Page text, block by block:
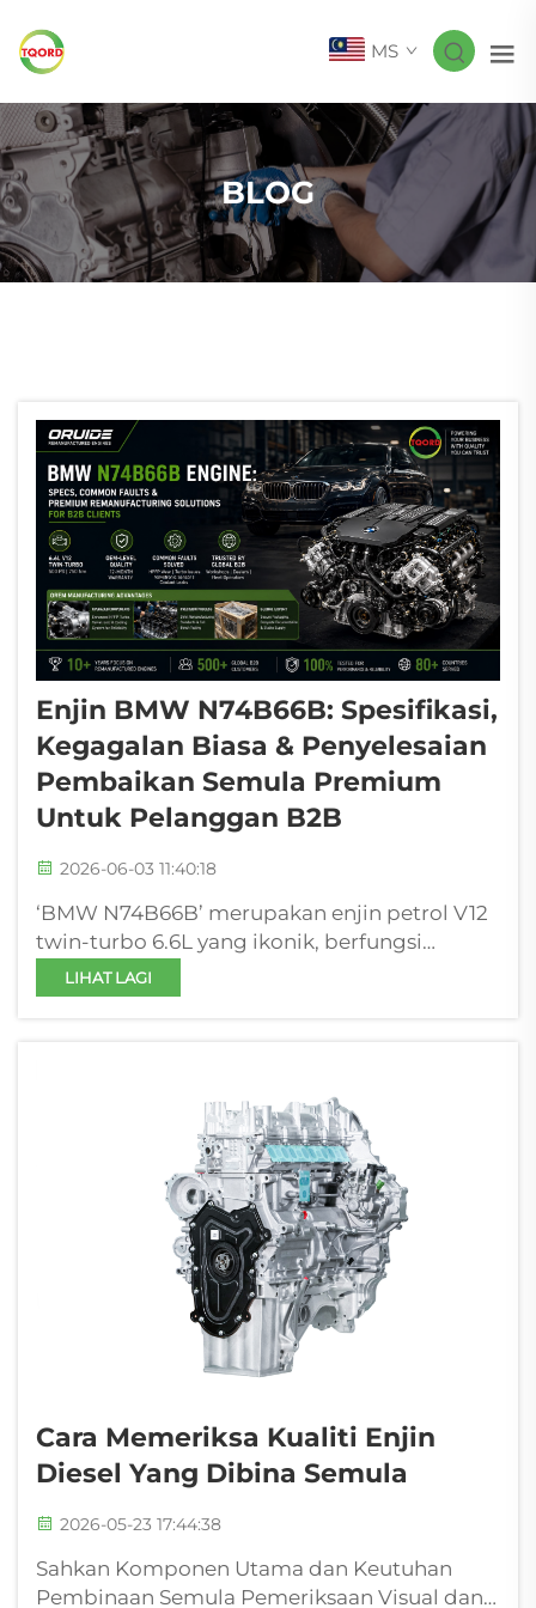
MS
BLOG
Enjin BMW N74B66B: Spesifikasi,
Kegagalan Biasa & Penyelesaian
Pembaikan Semula Premium
Untuk Pelanggan B2B
2026-06-03 11:40:18
‘BMW N74B66B’ merupakan enjin petrol V12
twin-turbo 6.6L yang ikonik, berfungsi
sebagai enjin utama bagi jajaran siri 7 mewah
BMW dari tahun 2010 hingga 2019. Terkenal
LIHAT LAGI
Cara Memeriksa Kualiti Enjin
Diesel Yang Dibina Semula
2026-05-23 17:44:38
Sahkan Komponen Utama dan Keutuhan
Pembinaan Semula Pemeriksaan Visual dan